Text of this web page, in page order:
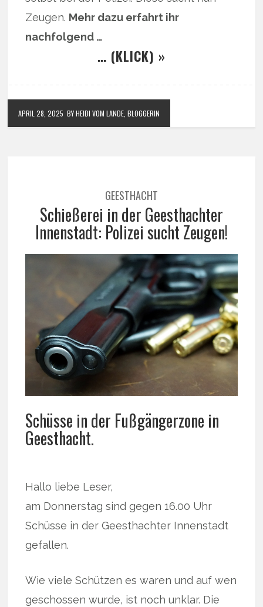
Zeugen. Mehr dazu erfahrt ihr
nachfolgend …
… (KLICK) »
APRIL 28, 2025 BY HEIDI VOM LANDE, BLOGGERIN
GEESTHACHT
Schießerei in der Geesthachter
Innenstadt: Polizei sucht Zeugen!
Schüsse in der Fußgängerzone in
Geesthacht.
Hallo liebe Leser,
am Donnerstag sind gegen 16.00 Uhr
Schüsse in der Geesthachter Innenstadt
gefallen.
Wie viele Schützen es waren und auf wen
geschossen wurde, ist noch unklar. Die